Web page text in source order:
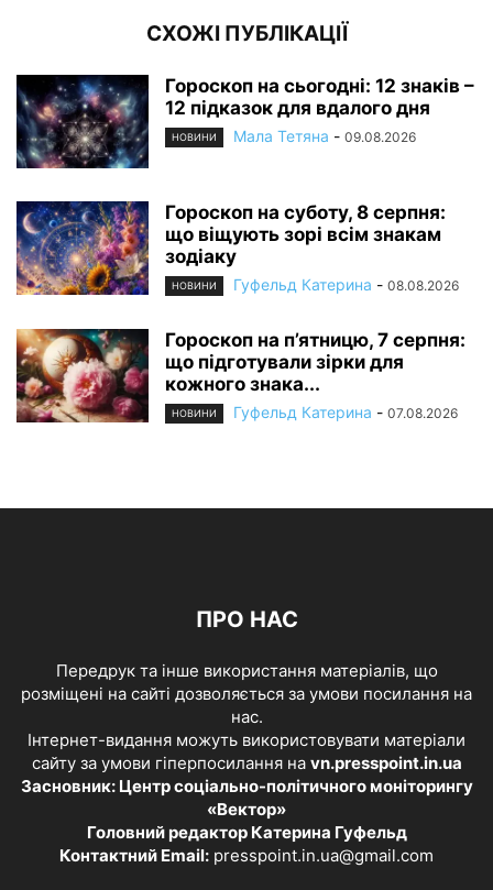
СХОЖІ ПУБЛІКАЦІЇ
Гороскоп на сьогодні: 12 знаків –
12 підказок для вдалого дня
НОВИНИ Мала Тетяна - 09.08.2026
Гороскоп на суботу, 8 серпня:
що віщують зорі всім знакам
зодіаку
НОВИНИ Гуфельд Катерина - 08.08.2026
Гороскоп на п’ятницю, 7 серпня:
що підготували зірки для
кожного знака...
НОВИНИ Гуфельд Катерина - 07.08.2026
ПРО НАС
Передрук та інше використання матеріалів, що
розміщені на сайті дозволяється за умови посилання на
нас.
Інтернет-видання можуть використовувати матеріали
сайту за умови гіперпосилання на vn.presspoint.in.ua
Засновник: Центр соціально-політичного моніторингу
«Вектор»
Головний редактор Катерина Гуфельд
Контактний Email: presspoint.in.ua@gmail.com